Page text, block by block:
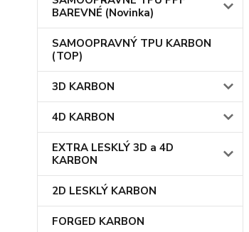
BAREVNÉ (Novinka)
SAMOOPRAVNÝ TPU KARBON
(TOP)
3D KARBON
4D KARBON
EXTRA LESKLÝ 3D a 4D
KARBON
2D LESKLÝ KARBON
FORGED KARBON